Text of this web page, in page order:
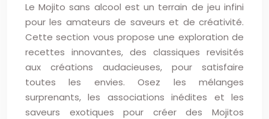
Le Mojito sans alcool est un terrain de jeu infini
pour les amateurs de saveurs et de créativité.
Cette section vous propose une exploration de
recettes innovantes, des classiques revisités
aux créations audacieuses, pour satisfaire
toutes les envies. Osez les mélanges
surprenants, les associations inédites et les
saveurs exotiques pour créer des Mojitos